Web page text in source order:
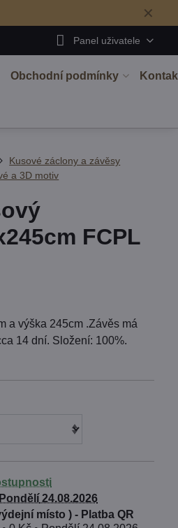
✕
Panel uživatele
Obchodní podmínky
Kusové záclony a závěsy
a 3D motiv
FCPL
a výška 245cm .Závěs má
14 dní. Složení: 100%.
Pondělí 24.08.2026
místo ) - Platba QR